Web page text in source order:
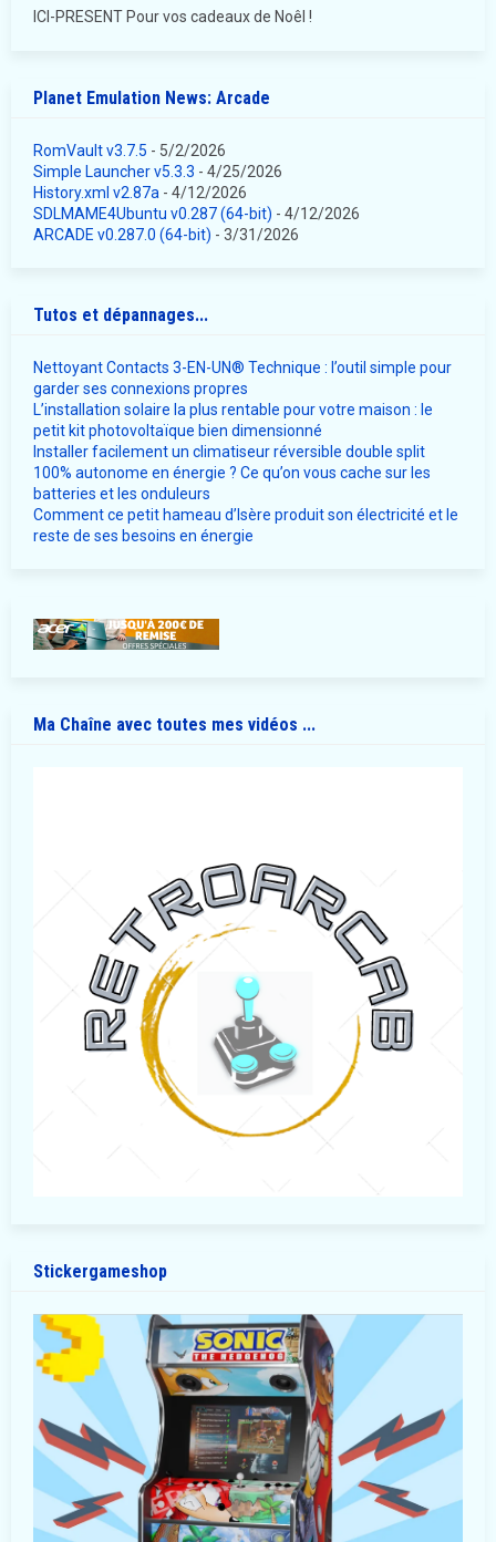
ICI-PRESENT Pour vos cadeaux de Noêl !
Planet Emulation News: Arcade
RomVault v3.7.5 - 5/2/2026
Simple Launcher v5.3.3 - 4/25/2026
History.xml v2.87a - 4/12/2026
SDLMAME4Ubuntu v0.287 (64-bit) - 4/12/2026
ARCADE v0.287.0 (64-bit) - 3/31/2026
Tutos et dépannages...
Nettoyant Contacts 3-EN-UN® Technique : l’outil simple pour
garder ses connexions propres
L’installation solaire la plus rentable pour votre maison : le
petit kit photovoltaïque bien dimensionné
Installer facilement un climatiseur réversible double split
100% autonome en énergie ? Ce qu’on vous cache sur les
batteries et les onduleurs
Comment ce petit hameau d’Isère produit son électricité et le
reste de ses besoins en énergie
Ma Chaîne avec toutes mes vidéos ...
Stickergameshop